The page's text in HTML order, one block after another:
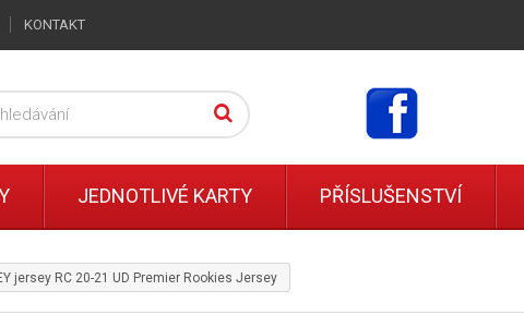
jersey RC 20-21 UD Premier Rookies Jersey
KONTAKT
JEDNOTLIVÉ KARTY PŘÍSLUŠENSTVÍ